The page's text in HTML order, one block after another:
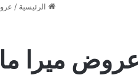
الرئيسية /